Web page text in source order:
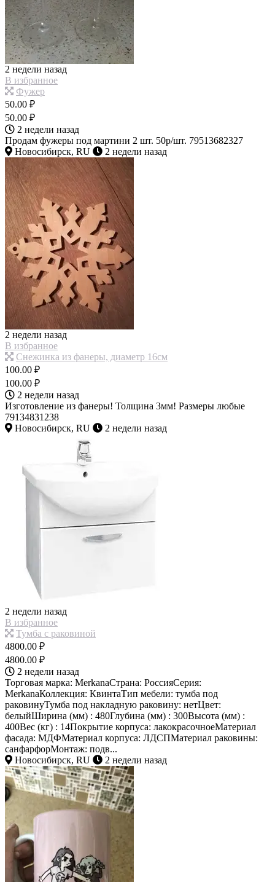
2 недели назад
В избранное
Фужер
50.00 ₽
50.00 ₽
2 недели назад
Продам фужеры под мартини 2 шт. 50р/шт. 79513682327
Новосибирск, RU
2 недели назад
2 недели назад
В избранное
Снежинка из фанеры, диаметр 16см
100.00 ₽
100.00 ₽
2 недели назад
Изготовление из фанеры! Толщина 3мм! Размеры любые
79134831238
Новосибирск, RU
2 недели назад
2 недели назад
В избранное
Тумба с раковиной
4800.00 ₽
4800.00 ₽
2 недели назад
Торговая марка: MerkanaСтрана: РоссияСерия:
MerkanaКоллекция: КвинтаТип мебели: тумба под
раковинуТумба под накладную раковину: нетЦвет:
белыйШирина (мм) : 480Глубина (мм) : 300Высота (мм) :
400Вес (кг) : 14Покрытие корпуса: лакокрасочноеМатериал
фасада: МДФМатериал корпуса: ЛДСПМатериал раковины:
санфарфорМонтаж: подв...
Новосибирск, RU
2 недели назад